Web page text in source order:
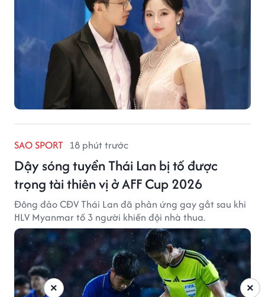
SAO SPORT 18 phút trước
Dậy sóng tuyển Thái Lan bị tố được
trọng tài thiên vị ở AFF Cup 2026
Đông đảo CĐV Thái Lan đã phản ứng gay gắt sau khi
HLV Myanmar tố 3 người khiến đội nhà thua.
×
×